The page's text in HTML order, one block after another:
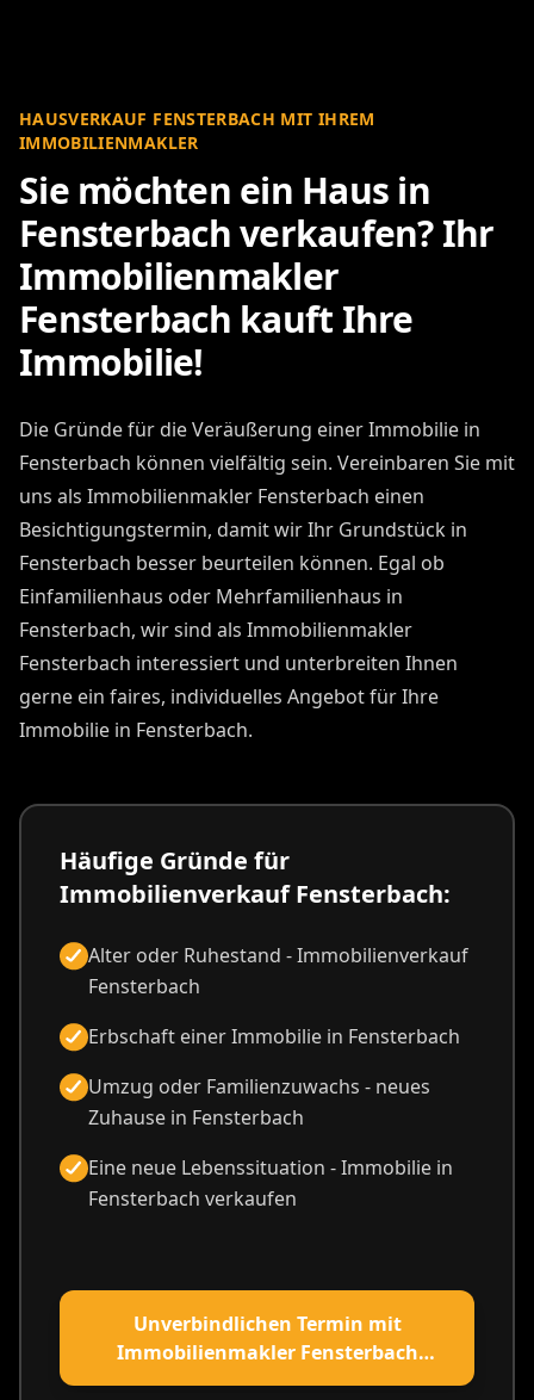
HAUSVERKAUF FENSTERBACH MIT IHREM
IMMOBILIENMAKLER
Sie möchten ein Haus in
Fensterbach verkaufen? Ihr
Immobilienmakler
Fensterbach kauft Ihre
Immobilie!
Die Gründe für die Veräußerung einer Immobilie in
Fensterbach können vielfältig sein. Vereinbaren Sie mit
uns als Immobilienmakler Fensterbach einen
Besichtigungstermin, damit wir Ihr Grundstück in
Fensterbach besser beurteilen können. Egal ob
Einfamilienhaus oder Mehrfamilienhaus in
Fensterbach, wir sind als Immobilienmakler
Fensterbach interessiert und unterbreiten Ihnen
gerne ein faires, individuelles Angebot für Ihre
Immobilie in Fensterbach.
Häufige Gründe für
Immobilienverkauf Fensterbach:
Alter oder Ruhestand - Immobilienverkauf
Fensterbach
Erbschaft einer Immobilie in Fensterbach
Umzug oder Familienzuwachs - neues
Zuhause in Fensterbach
Eine neue Lebenssituation - Immobilie in
Fensterbach verkaufen
Unverbindlichen Termin mit
Immobilienmakler Fensterbach
vereinbaren